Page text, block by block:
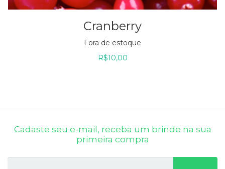
Cranberry
Fora de estoque
R$10,00
Cadaste seu e-mail, receba um brinde na sua
primeira compra